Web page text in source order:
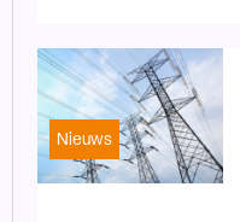
Nieuws